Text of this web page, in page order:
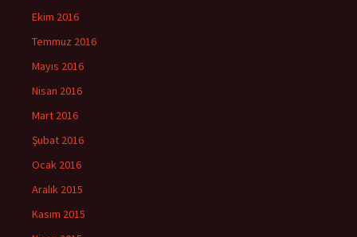
Ekim 2016
Temmuz 2016
Mayıs 2016
Nisan 2016
Mart 2016
Şubat 2016
Ocak 2016
Aralık 2015
Kasım 2015